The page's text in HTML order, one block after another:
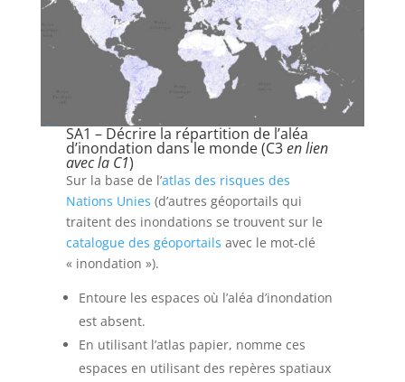
SA1 – Décrire la répartition de l’aléa
d’inondation dans le monde (C3en lien
avec la C1)
Sur la base de l’atlas des risques des
Nations Unies (d’autres géoportails qui
traitent des inondations se trouvent sur le
catalogue des géoportails avec le mot-clé
« inondation »).
Entoure les espaces où l’aléa d’inondation
est absent.
En utilisant l’atlas papier, nomme ces
espaces en utilisant des repères spatiaux